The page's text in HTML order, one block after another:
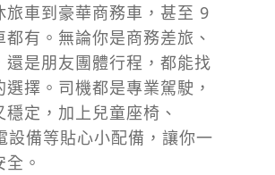
旅車到豪華商務車，甚至 9
都有。無論你是商務差旅、
還是朋友團體行程，都能找
選擇。司機都是專業駕駛，
穩定，加上兒童座椅、
設備等貼心小配備，讓你一
。